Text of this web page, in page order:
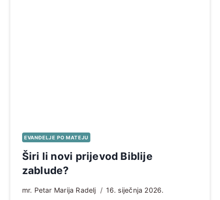
EVANĐELJE PO MATEJU
Širi li novi prijevod Biblije
zablude?
mr. Petar Marija Radelj 16. siječnja 2026.